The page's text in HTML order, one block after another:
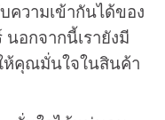
ความเข้ากันได้ของ
อกจากนี้เรายังมี
ห้คุณมั่นใจในสินค้า